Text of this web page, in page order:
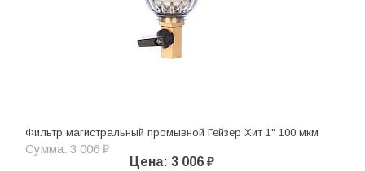
Фильтр магистральный промывной Гейзер Хит 1" 100 мкм
Сумма: 3 006 ₽
Цена: 3 006 ₽